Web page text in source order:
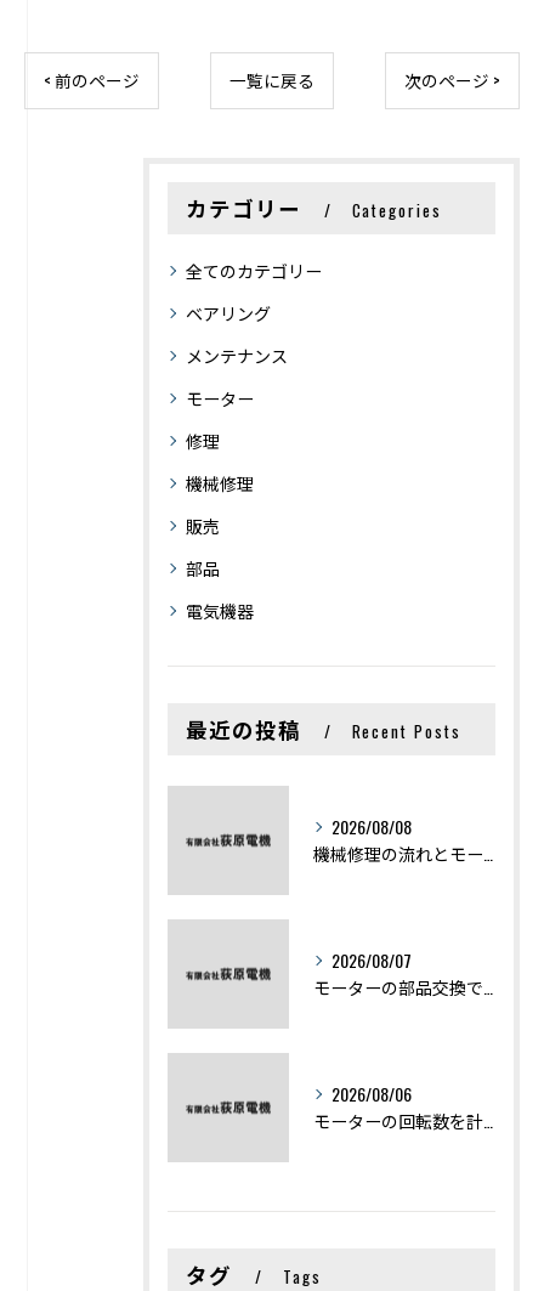
< 前のページ 一覧に戻る 次のページ >
カテゴリー Categories
全てのカテゴリー
ベアリング
メンテナンス
モーター
修理
機械修理
販売
部品
電気機器
最近の投稿 Recent Posts
2026/08/08
2026/08/07
2026/08/06
タグ Tags